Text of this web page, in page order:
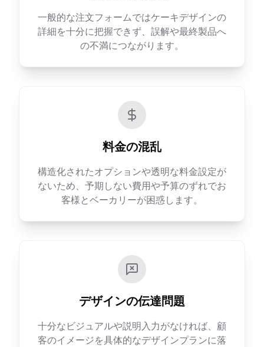
一般的な注文フォームではケーキデザインの
詳細を十分に把握できず、誤解や最終製品へ
の不満につながります。
料金の混乱
構造化されたオプションや透明な料金設定が
ないため、予期しない費用や予算のずれでお
客様とベーカリーが困惑します。
デザインの伝達問題
十分なビジュアルや説明入力がなければ、顧
客のイメージを具体的なデザインプランに落